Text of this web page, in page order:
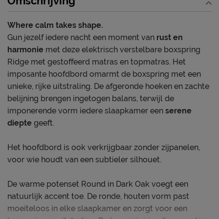
matras
Jouw ondersteuning in de look die je wilt
Where calm takes shape.
Gun jezelf iedere nacht een moment van rust en
harmonie met deze elektrisch verstelbare boxspring
Ridge met gestoffeerd matras en topmatras. Het
imposante hoofdbord omarmt de boxspring met een
unieke, rijke uitstraling. De afgeronde hoeken en zachte
belijning brengen ingetogen balans, terwijl de
imponerende vorm iedere slaapkamer een serene
diepte geeft.
Het hoofdbord is ook verkrijgbaar zonder zijpanelen,
voor wie houdt van een subtieler silhouet.
De warme potenset Round in Dark Oak voegt een
natuurlijk accent toe. De ronde, houten vorm past
moeiteloos in elke slaapkamer en zorgt voor een